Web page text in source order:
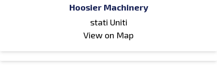
Hoosier Machinery
stati Uniti
View on Map